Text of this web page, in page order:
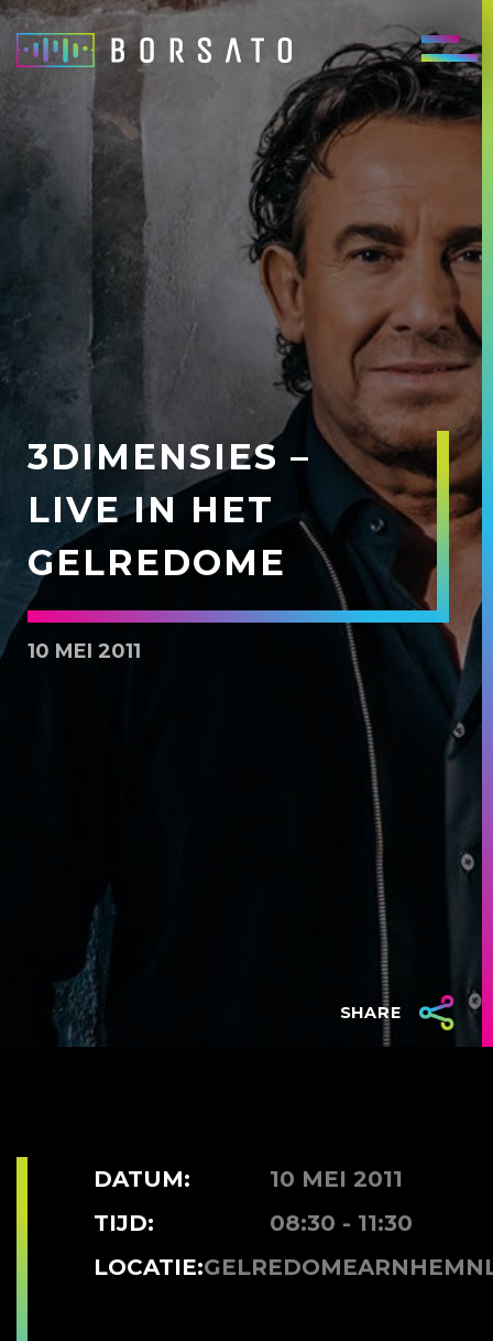
3DIMENSIES –
LIVE IN HET
GELREDOME
10 MEI 2011
SHARE
DATUM:
10 MEI 2011
TIJD:
08:30 - 11:30
LOCATIE: